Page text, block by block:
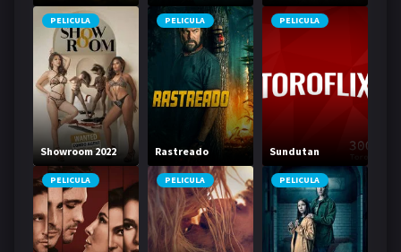
PELICULA
Showroom 2022
PELICULA
Rastreado
PELICULA
Sundutan
PELICULA PELICULA PELICULA